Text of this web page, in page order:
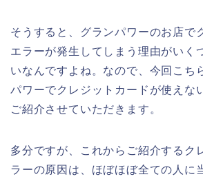
そうすると、グランパワーのお店で
エラーが発生してしまう理由がいく
いなんですよね。なので、今回こち
パワーでクレジットカードが使えな
ご紹介させていただきます。
多分ですが、これからご紹介するク
ラーの原因は、ほぼほぼ全ての人に